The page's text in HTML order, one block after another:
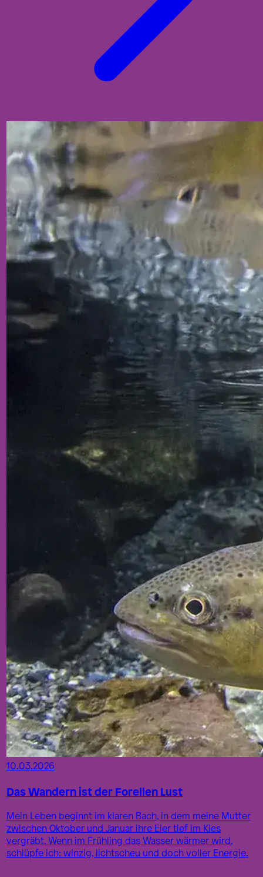
10.03.2026
Das Wandern ist der Forellen Lust
Mein Leben beginnt im klaren Bach, in dem meine Mutter
zwischen Oktober und Januar ihre Eier tief im Kies
vergräbt. Wenn im Frühling das Wasser wärmer wird,
schlüpfe ich: winzig, lichtscheu und doch voller Energie.